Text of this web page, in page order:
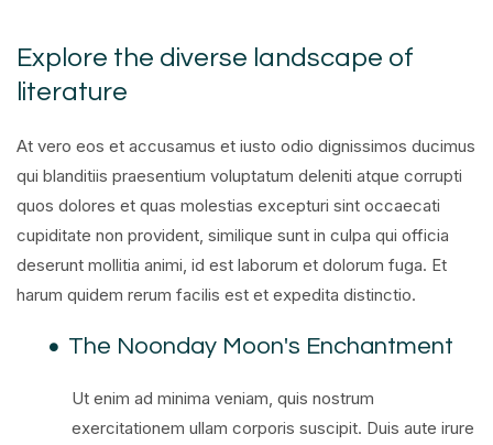
Explore the diverse landscape of
literature
At vero eos et accusamus et iusto odio dignissimos ducimus
qui blanditiis praesentium voluptatum deleniti atque corrupti
quos dolores et quas molestias excepturi sint occaecati
cupiditate non provident, similique sunt in culpa qui officia
deserunt mollitia animi, id est laborum et dolorum fuga. Et
harum quidem rerum facilis est et expedita distinctio.
The Noonday Moon's Enchantment
Ut enim ad minima veniam, quis nostrum
exercitationem ullam corporis suscipit. Duis aute irure